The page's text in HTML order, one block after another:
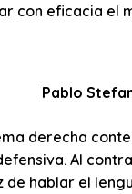
con eficacia el
Pablo
derecha
Al
hablar el